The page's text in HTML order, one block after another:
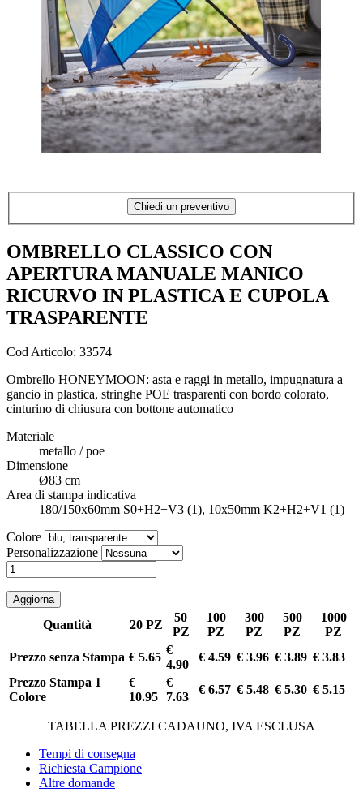
Chiedi un preventivo
OMBRELLO CLASSICO CON
APERTURA MANUALE MANICO
RICURVO IN PLASTICA E CUPOLA
TRASPARENTE
Cod Articolo: 33574
Ombrello HONEYMOON: asta e raggi in metallo, impugnatura a
gancio in plastica, stringhe POE trasparenti con bordo colorato,
cinturino di chiusura con bottone automatico
Materiale
metallo / poe
Dimensione
Ø83 cm
Area di stampa indicativa
180/150x60mm S0+H2+V3 (1), 10x50mm K2+H2+V1 (1)
Colore
Personalizzazione
Quantità 20 PZ
50
PZ
100
PZ
300
PZ
500
PZ
1000
PZ
Prezzo senza Stampa € 5.65
€
4.90
€ 4.59 € 3.96 € 3.89 € 3.83
Prezzo Stampa 1
Colore
€
10.95
€
7.63
€ 6.57 € 5.48 € 5.30 € 5.15
TABELLA PREZZI CADAUNO, IVA ESCLUSA
Tempi di consegna
Richiesta Campione
Altre domande